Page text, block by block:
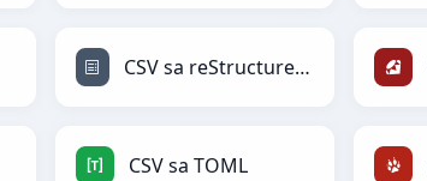
CSV sa reStructuredText
CSV sa TOML